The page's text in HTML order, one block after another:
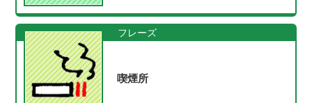
フレーズ
喫煙所